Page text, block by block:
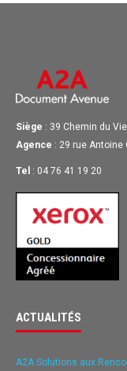
Siège : 39 Chemin du
Agence : 29 rue
Tel : 04 76 41 19 20
ACTUALITÉS
A2A Solutions aux